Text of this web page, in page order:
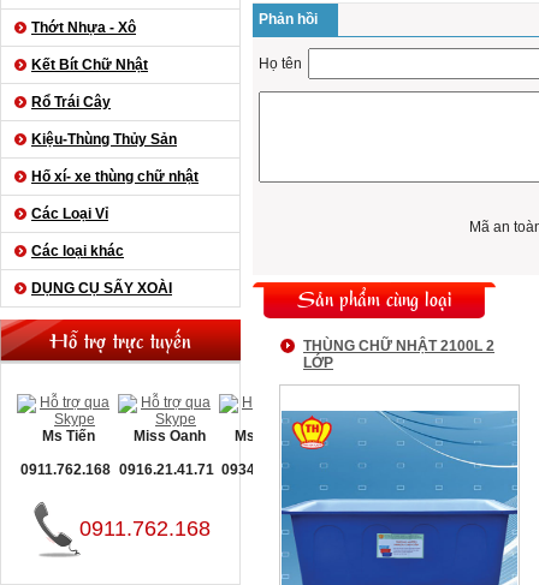
Thớt Nhựa - Xô
Kết Bít Chữ Nhật
Rổ Trái Cây
Kiệu-Thùng Thủy Sản
Hố xí- xe thùng chữ nhật
Các Loại Vỉ
Các loại khác
DỤNG CỤ SẤY XOÀI
Hỗ trợ trực tuyến
Ms Tiến
0911.762.168
Miss Oanh
0916.21.41.71
Ms Nguyệt
0934.093.660
0911.762.168
Phản hồi
Họ tên
Mã an
Sản phẩm cùng loại
THÙNG CHỮ NHẬT 2100L 2
LỚP